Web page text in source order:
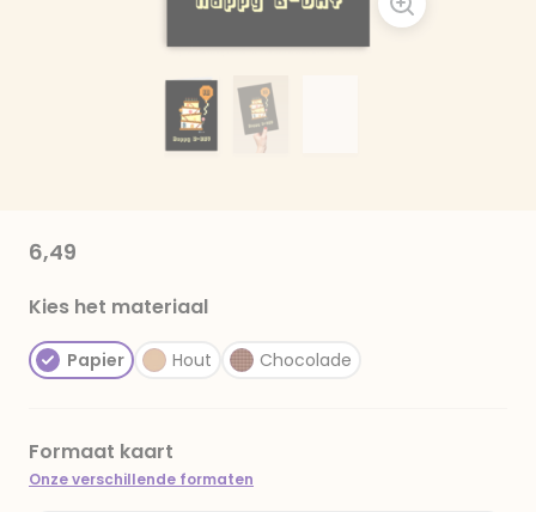
6,49
Kies het materiaal
Papier Hout Chocolade
Formaat kaart
Onze verschillende formaten